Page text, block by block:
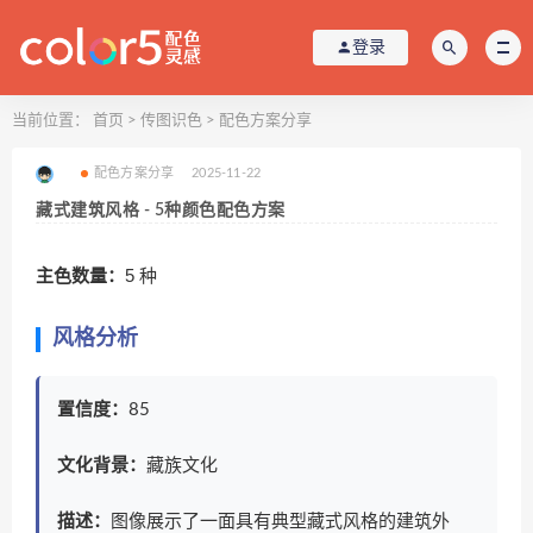
登录
当前位置： 首页 > 传图识色 > 配色方案分享
配色方案分享 2025-11-22
藏式建筑风格 - 5种颜色配色方案
主色数量： 5 种
风格分析
置信度： 85
文化背景： 藏族文化
描述： 图像展示了一面具有典型藏式风格的建筑外